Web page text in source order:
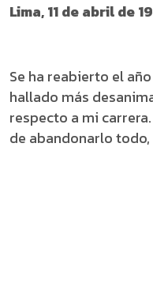
Lima, 11 de abril de
Se ha reabierto el
hallado más
respecto a mi
de abandonarlo